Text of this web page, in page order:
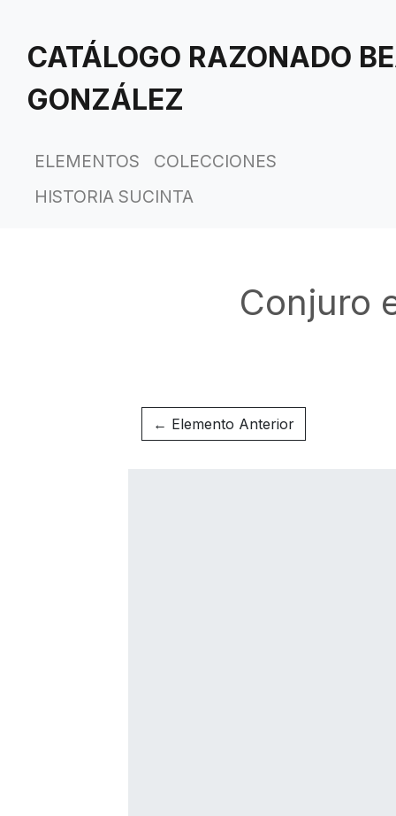
contenido
CATÁLOGO RAZONADO
GONZÁLEZ
ELEMENTOS
COLECCIONES
HISTORIA SUCINTA
Conjuro
← Elemento Anterior